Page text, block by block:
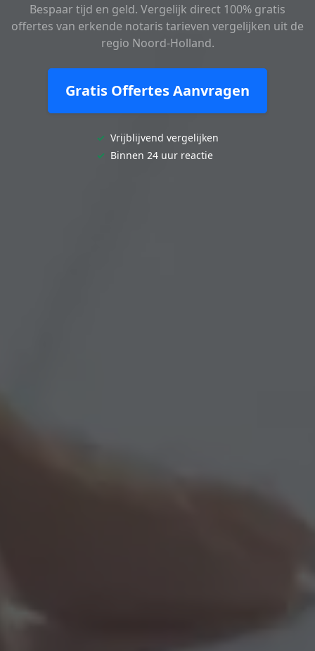
Bespaar tijd en geld. Vergelijk direct 100% gratis
offertes van erkende notaris tarieven vergelijken uit de
regio Noord-Holland.
Gratis Offertes Aanvragen
✓ Vrijblijvend vergelijken
✓ Binnen 24 uur reactie